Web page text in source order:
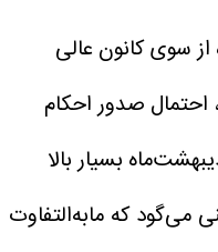
سوی کانون عالی
احتمال صدور احکام
بسیار بالا
می‌گود که مابه‌التفاوت